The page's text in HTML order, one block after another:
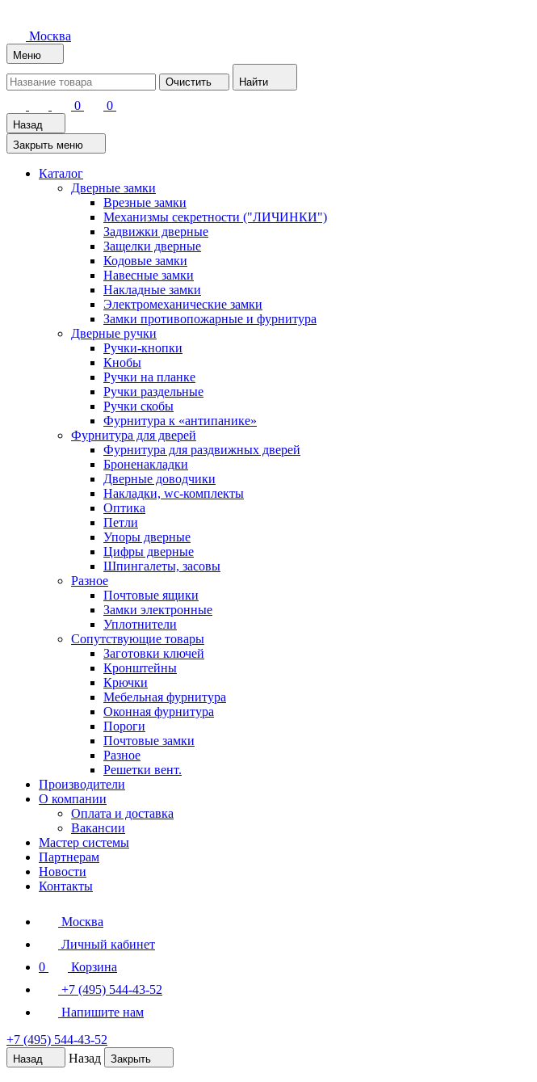
Москва
Меню
Очистить Найти
0 0
Назад
Закрыть меню
Каталог
Дверные замки
Врезные замки
Механизмы секретности ("ЛИЧИНКИ")
Задвижки дверные
Защелки дверные
Кодовые замки
Навесные замки
Накладные замки
Электромеханические замки
Замки противопожарные и фурнитура
Дверные ручки
Ручки-кнопки
Кнобы
Ручки на планке
Ручки раздельные
Ручки скобы
Фурнитура к «антипанике»
Фурнитура для дверей
Фурнитура для раздвижных дверей
Броненакладки
Дверные доводчики
Накладки, wc-комплекты
Оптика
Петли
Упоры дверные
Цифры дверные
Шпингалеты, засовы
Разное
Почтовые ящики
Замки электронные
Уплотнители
Сопутствующие товары
Заготовки ключей
Кронштейны
Крючки
Мебельная фурнитура
Оконная фурнитура
Пороги
Почтовые замки
Разное
Решетки вент.
Производители
О компании
Оплата и доставка
Вакансии
Мастер системы
Партнерам
Новости
Контакты
Москва
Личный кабинет
0
Корзина
+7 (495) 544-43-52
Напишите нам
+7 (495) 544-43-52
Назад Назад Закрыть